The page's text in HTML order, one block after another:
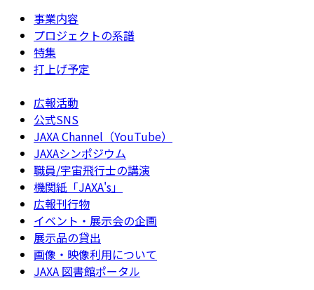
事業内容
プロジェクトの系譜
特集
打上げ予定
広報活動
公式SNS
JAXA Channel（YouTube）
JAXAシンポジウム
職員/宇宙飛行士の講演
機関紙「JAXA's」
広報刊行物
イベント・展示会の企画
展示品の貸出
画像・映像利用について
JAXA 図書館ポータル